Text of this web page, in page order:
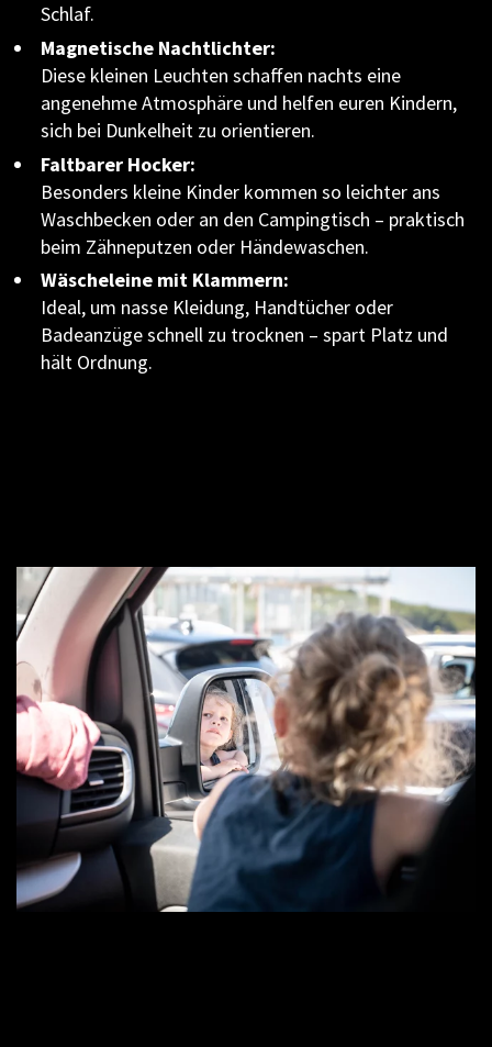
Schlaf.
Magnetische Nachtlichter:
Diese kleinen Leuchten schaffen nachts eine
angenehme Atmosphäre und helfen euren Kindern,
sich bei Dunkelheit zu orientieren.
Faltbarer Hocker:
Besonders kleine Kinder kommen so leichter ans
Waschbecken oder an den Campingtisch – praktisch
beim Zähneputzen oder Händewaschen.
Wäscheleine mit Klammern:
Ideal, um nasse Kleidung, Handtücher oder
Badeanzüge schnell zu trocknen – spart Platz und
hält Ordnung.